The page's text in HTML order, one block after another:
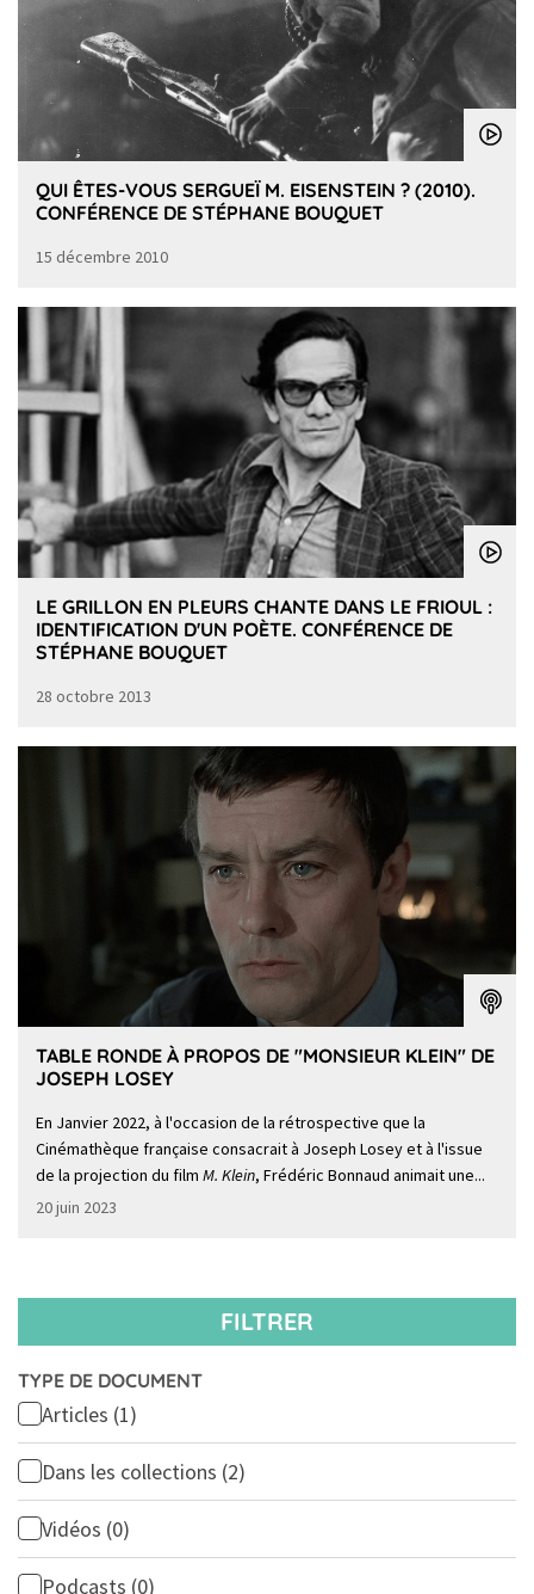
QUI ÊTES-VOUS SERGUEÏ M. EISENSTEIN ? (2010).
CONFÉRENCE DE STÉPHANE BOUQUET
15 décembre 2010
LE GRILLON EN PLEURS CHANTE DANS LE FRIOUL :
IDENTIFICATION D'UN POÈTE. CONFÉRENCE DE
STÉPHANE BOUQUET
28 octobre 2013
TABLE RONDE À PROPOS DE "MONSIEUR KLEIN" DE
JOSEPH LOSEY
En Janvier 2022, à l'occasion de la rétrospective que la
Cinémathèque française consacrait à Joseph Losey et à l'issue
de la projection du film M. Klein, Frédéric Bonnaud animait une...
20 juin 2023
FILTRER
TYPE DE DOCUMENT
Articles (1)
Dans les collections (2)
Vidéos (0)
Podcasts (0)